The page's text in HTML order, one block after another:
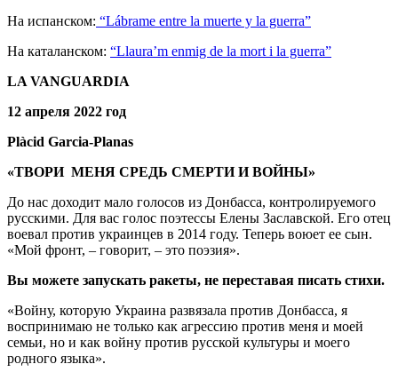
На испанском: “Lábrame entre la muerte y la guerra”
На каталанском: “Llaura’m enmig de la mort i la guerra”
LA VANGUARDIA
12 апреля 2022 год
Plàcid Garcia-Planas
«ТВОРИ МЕНЯ СРЕДЬ СМЕРТИ И ВОЙНЫ»
До нас доходит мало голосов из Донбасса, контролируемого
русскими. Для вас голос поэтессы Елены Заславской. Его отец
воевал против украинцев в 2014 году. Теперь воюет ее сын.
«Мой фронт, – говорит, – это поэзия».
Вы можете запускать ракеты, не переставая писать стихи.
«Войну, которую Украина развязала против Донбасса, я
воспринимаю не только как агрессию против меня и моей
семьи, но и как войну против русской культуры и моего
родного языка».